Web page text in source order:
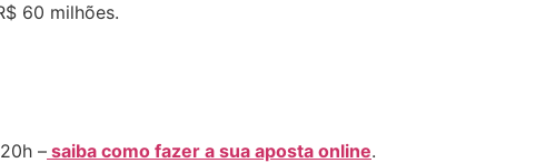
60 milhões.
– saiba como fazer a sua aposta online.